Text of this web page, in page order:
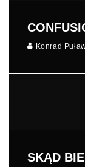
Konrad
SKĄD